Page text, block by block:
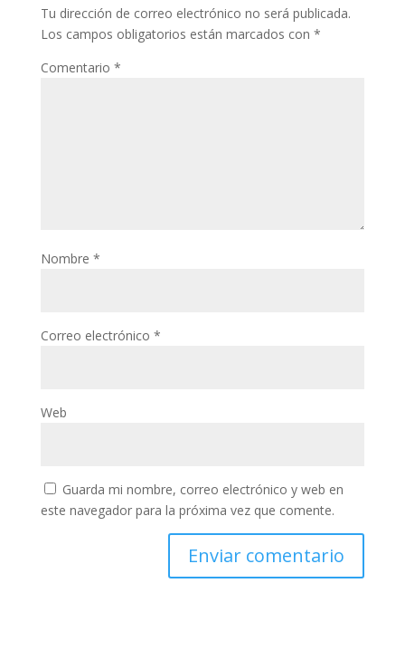
Tu dirección de correo electrónico no será publicada.
Los campos obligatorios están marcados con *
Comentario *
Nombre *
Correo electrónico *
Web
Guarda mi nombre, correo electrónico y web en
este navegador para la próxima vez que comente.